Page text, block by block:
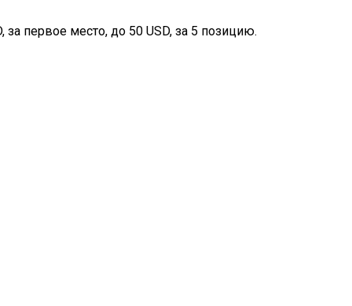
первое место, до 50 USD, за 5 позицию.